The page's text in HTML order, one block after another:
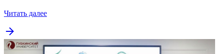
Читать далее